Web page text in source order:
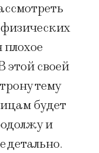
плохое
этой своей
тему
будет
и
детально.